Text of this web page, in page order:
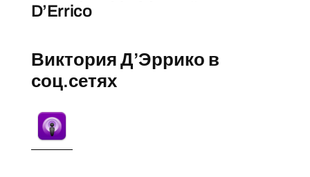
D’Errico
Виктория Д’Эррико в
соц.сетях